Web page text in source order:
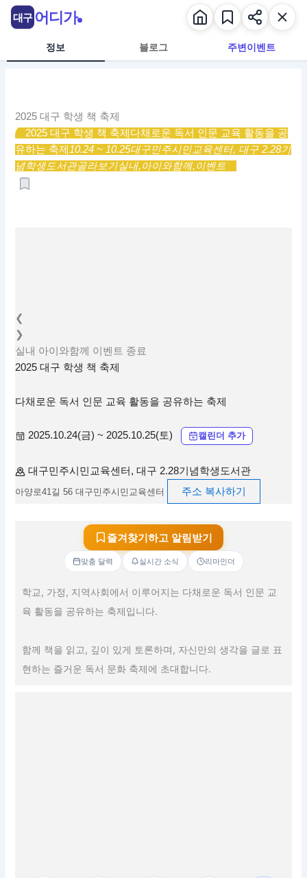
정보 블로그 주변이벤트
2025 대구 학생 책 축제
2025 대구 학생 책 축제 다채로운 독서 인문 교육 활동을 공
유하는 축제 10.24 ~ 10.25대구민주시민교육센터, 대구 2.28기
념학생도서관골라보기실내,아이와함께,이벤트
❮
❯
실내 아이와함께 이벤트 종료
2025 대구 학생 책 축제
다채로운 독서 인문 교육 활동을 공유하는 축제
2025.10.24(금) ~ 2025.10.25(토) 캘린더 추가
대구민주시민교육센터, 대구 2.28기념학생도서관
아양로41길 56 대구민주시민교육센터 주소 복사하기
즐겨찾기하고 알림받기
맞춤 달력 실시간 소식 리마인더
학교, 가정, 지역사회에서 이루어지는 다채로운 독서 인문 교
육 활동을 공유하는 축제입니다.
함께 책을 읽고, 깊이 있게 토론하며, 자신만의 생각을 글로 표
현하는 즐거운 독서 문화 축제에 초대합니다.
대구 어디가